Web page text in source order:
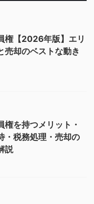
権【2026年版】エリ
売却のベストな動き
権を持つメリット・
・税務処理・売却の
説